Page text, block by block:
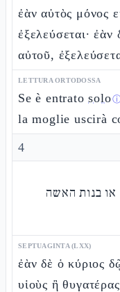
ἐὰν αὐτὸς μόνος
ἐξελεύσεται·
αὐτοῦ,
LETTURA ORTODOSSA
Se è entratosolo
la moglie uscirà
4
או בנות האשה
SEPTUAGINTA (LXX)
ἐὰν δὲ ὁ κύριος
υἱοὺς ἢ